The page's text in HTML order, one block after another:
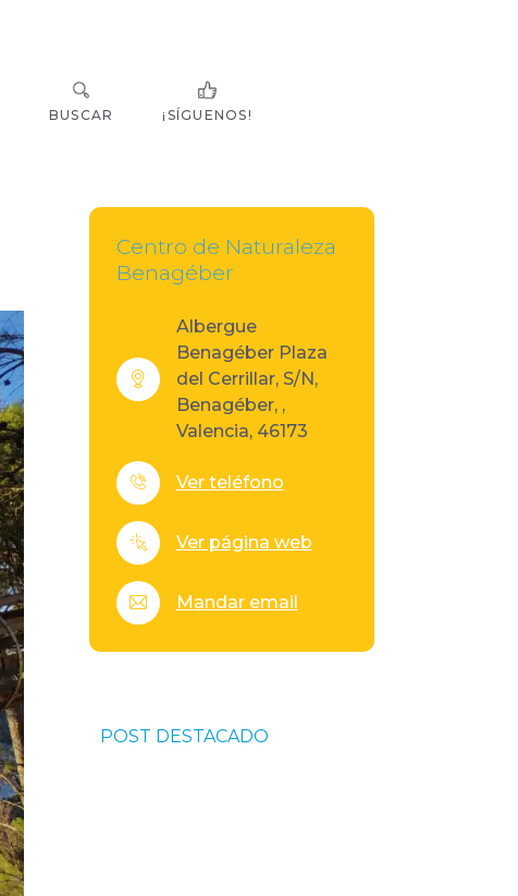
BUSCAR ¡SÍGUENOS!
Centro de Naturaleza
Benagéber
Albergue
Benagéber Plaza
del Cerrillar, S/N,
Benagéber, ,
Valencia, 46173
Ver teléfono
Ver página web
Mandar email
POST DESTACADO